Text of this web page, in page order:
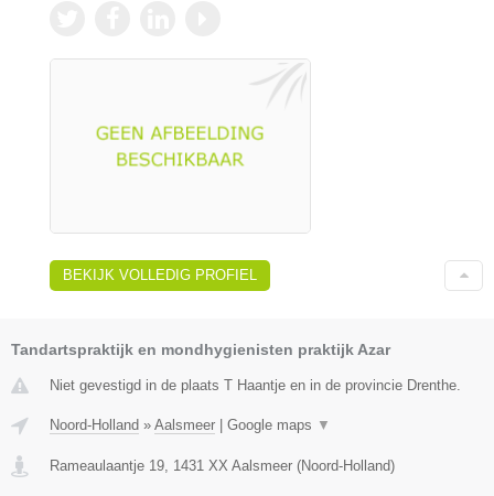
BEKIJK VOLLEDIG PROFIEL
Tandartspraktijk en mondhygienisten praktijk Azar
Niet gevestigd in de plaats T Haantje en in de provincie Drenthe.
Noord-Holland » Aalsmeer Google maps ▼
Rameaulaantje 19 1431 XX Aalsmeer (Noord-Holland)